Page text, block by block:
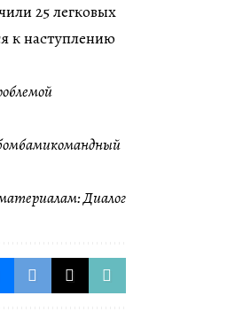
25 легковых
к наступлению
Диалог